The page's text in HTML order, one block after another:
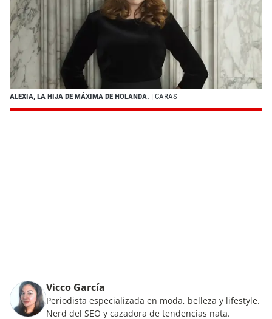
ALEXIA, LA HIJA DE MÁXIMA DE HOLANDA. | CARAS
Vicco García
Periodista especializada en moda, belleza y lifestyle.
Nerd del SEO y cazadora de tendencias nata.